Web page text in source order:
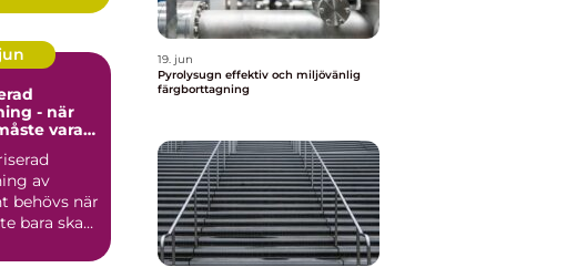
- när
vara
av
behövs när
bara ska
19. jun
Pyrolysugn effektiv och miljövänlig
färgborttagning